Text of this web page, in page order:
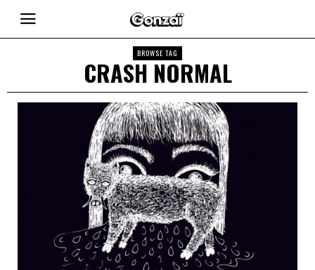
BROWSE TAG
CRASH NORMAL